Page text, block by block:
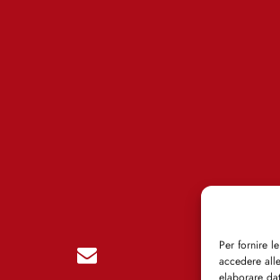
Per fornire
accedere